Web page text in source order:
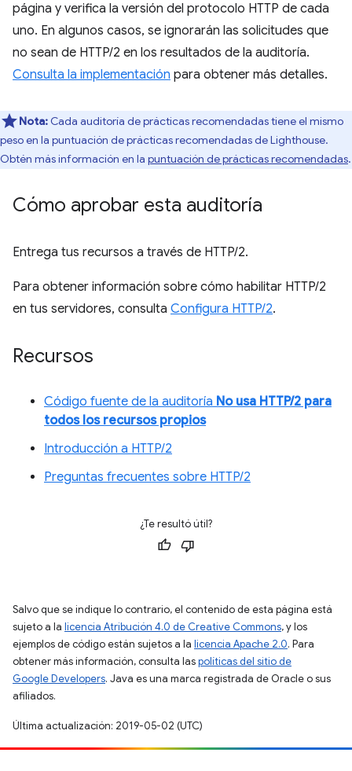
página y verifica la versión del protocolo HTTP de cada
uno. En algunos casos, se ignorarán las solicitudes que
no sean de HTTP/2 en los resultados de la auditoría.
Consulta la implementación para obtener más detalles.
Nota: Cada auditoría de prácticas recomendadas tiene el mismo
peso en la puntuación de prácticas recomendadas de Lighthouse.
Obtén más información en la puntuación de prácticas recomendadas.
Cómo aprobar esta auditoría
Entrega tus recursos a través de HTTP/2.
Para obtener información sobre cómo habilitar HTTP/2
en tus servidores, consulta Configura HTTP/2.
Recursos
Código fuente de la auditoría No usa HTTP/2 para
todos los recursos propios
Introducción a HTTP/2
Preguntas frecuentes sobre HTTP/2
¿Te resultó útil?
Salvo que se indique lo contrario, el contenido de esta página está
sujeto a la licencia Atribución 4.0 de Creative Commons, y los
ejemplos de código están sujetos a la licencia Apache 2.0. Para
obtener más información, consulta laspolíticas del sitio de
Google Developers. Java es una marca registrada de Oracle o sus
afiliados.
Última actualización: 2019-05-02 (UTC)